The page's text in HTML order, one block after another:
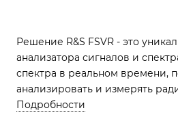
Решение R&S FSVR - это
анализатора сигналов и
спектра в реальном времени,
анализировать и измерять
С его помощью вы можете
Подробности